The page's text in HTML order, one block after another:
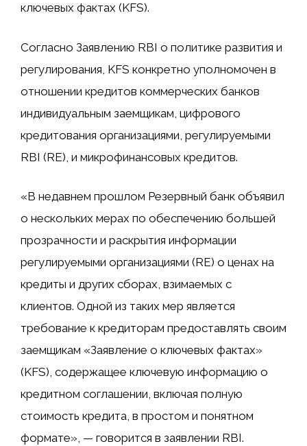
ключевых фактах (KFS).
Согласно Заявлению RBI о политике развития и
регулирования, KFS конкретно уполномочен в
отношении кредитов коммерческих банков
индивидуальным заемщикам, цифрового
кредитования организациями, регулируемыми
RBI (RE), и микрофинансовых кредитов.
«В недавнем прошлом Резервный банк объявил
о нескольких мерах по обеспечению большей
прозрачности и раскрытия информации
регулируемыми организациями (RE) о ценах на
кредиты и других сборах, взимаемых с
клиентов. Одной из таких мер является
требование к кредиторам предоставлять своим
заемщикам «Заявление о ключевых фактах»
(KFS), содержащее ключевую информацию о
кредитном соглашении, включая полную
стоимость кредита, в простом и понятном
формате», — говорится в заявлении RBI.